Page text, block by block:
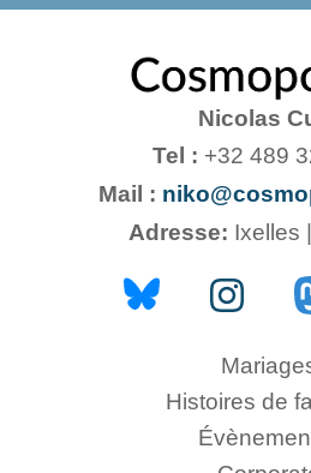
Nicolas
Tel : +32 489
Mail :
Adresse: Ixelles
Histoires de